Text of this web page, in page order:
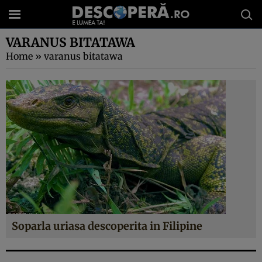
VARANUS BITATAWA
Home » varanus bitatawa
Soparla uriasa descoperita in Filipine